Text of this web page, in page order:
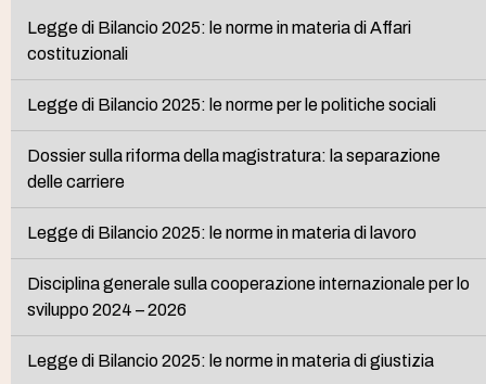
Legge di Bilancio 2025: le norme in materia di Affari
costituzionali
Legge di Bilancio 2025: le norme per le politiche sociali
Dossier sulla riforma della magistratura: la separazione
delle carriere
Legge di Bilancio 2025: le norme in materia di lavoro
Disciplina generale sulla cooperazione internazionale per lo
sviluppo 2024 – 2026
Legge di Bilancio 2025: le norme in materia di giustizia